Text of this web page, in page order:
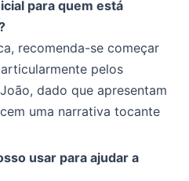
para quem está
recomenda-se começar
pelos
dado que apresentam
uma narrativa tocante
usar para ajudar a